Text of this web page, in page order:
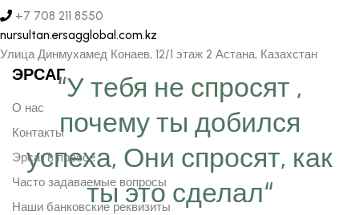
“У тебя не спросят ,
почему ты добился
успеха, Они спросят, как
ты это сделал“
+7 708 211 8550
nursultan.ersagglobal.com.kz
Улица Динмухамед Конаев, 12/1 этаж 2 Астана, Казахстан
ЭРСАГ
О нас
Контакты
Эрсаг в прессе
Часто задаваемые вопросы
Наши банковские реквизиты